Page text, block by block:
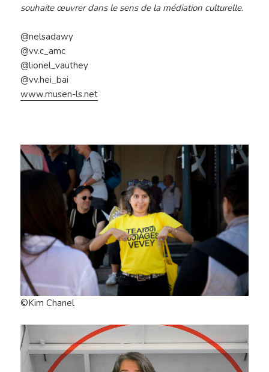
souhaite œuvrer dans le sens de la médiation culturelle.
@nelsadawy
@vv.c_amc
@lionel_vauthey
@vv.hei_bai
www.musen-ls.net
©Kim Chanel